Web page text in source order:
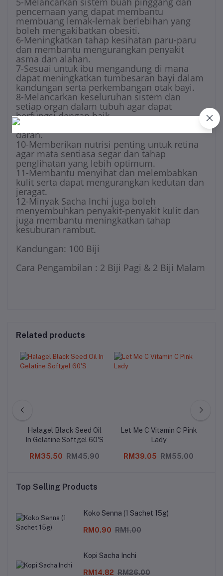
pencernaan yang dapat membantu
membuang lemak-lemak berlebihan yang
boleh mengakibatkan obesiti.
6-Meningkatkan tahap kesihatan paru-paru
dan membantu mengurangkan penyakit
asma dan alahan.
7-Sesuai untuk ibu mengandung di mana
dapat meningkatkan tumbesaran bayi dalam
kandungan serta perkembangan otak bayi.
8-Melancarkan keseluruhan sistem dan
setiap organ dalam tubuh agar dapat
berfungsi dengan baik.
9-Menurunkan tahap kandungan gula dalam
darah.
10-Memberikan nutrisi penting untuk retina
agar mata sentiasa segar dan tahap
penglihatan yang lebih optimum.
11-Membantu menyihat dan melembabkan
kulit serta dapat mengurangkan kedutan dan
jeragat.
12-Minyak Sacha Inchi juga boleh
menyembuhkan penyakit-penyakit kulit dan
juga membantu meningkatkan tahap
kesuburan rambut.
Kandungan: 100 Biji
Cara Pengambilan : 2 Biji Pagi & 2 Biji Malam
Related products
Halagel Black Seed Oil
In Gelatine Softgel 60'S
RM35.50 RM45.90
Let Me C Vitamin C Pink
Lady
RM39.05 RM55.00
Top Selling Products
Koko Senna (1 Sachet 15g)
RM0.90 RM1.00
Kopi Sacha Inchi
RM14.82 RM26.00